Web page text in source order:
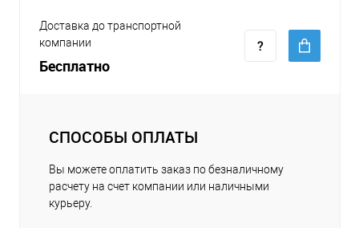
Доставка до транспортной
компании
Бесплатно
СПОСОБЫ ОПЛАТЫ
Вы можете оплатить заказ по безналичному
расчету на счет компании или наличными
курьеру.